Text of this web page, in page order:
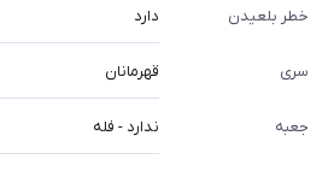
خطر بلعیدن دارد
سری قهرمانان
جعبه ندارد - فله